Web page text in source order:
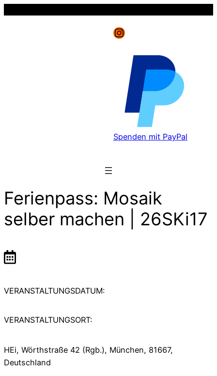
Instagram
Spenden mit PayPal
Ferienpass: Mosaik
selber machen | 26SKi17
VERANSTALTUNGSDATUM:
VERANSTALTUNGSORT:
HEi, Wörthstraße 42 (Rgb.), München, 81667,
Deutschland